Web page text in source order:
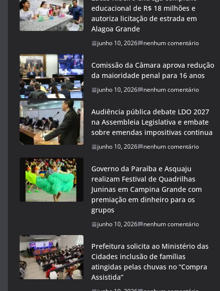
educacional de R$ 18 milhões e
autoriza licitação de estrada em
Alagoa Grande
junho 10, 2026 nenhum comentário
Comissão da Câmara aprova redução
da maioridade penal para 16 anos
junho 10, 2026 nenhum comentário
Audiência pública debate LDO 2027
na Assembleia Legislativa e embate
sobre emendas impositivas continua
junho 10, 2026 nenhum comentário
Governo da Paraíba e Asquaju
realizam Festival de Quadrilhas
Juninas em Campina Grande com
premiação em dinheiro para os
grupos
junho 10, 2026 nenhum comentário
Prefeitura solicita ao Ministério das
Cidades inclusão de famílias
atingidas pelas chuvas no “Compra
Assistida”